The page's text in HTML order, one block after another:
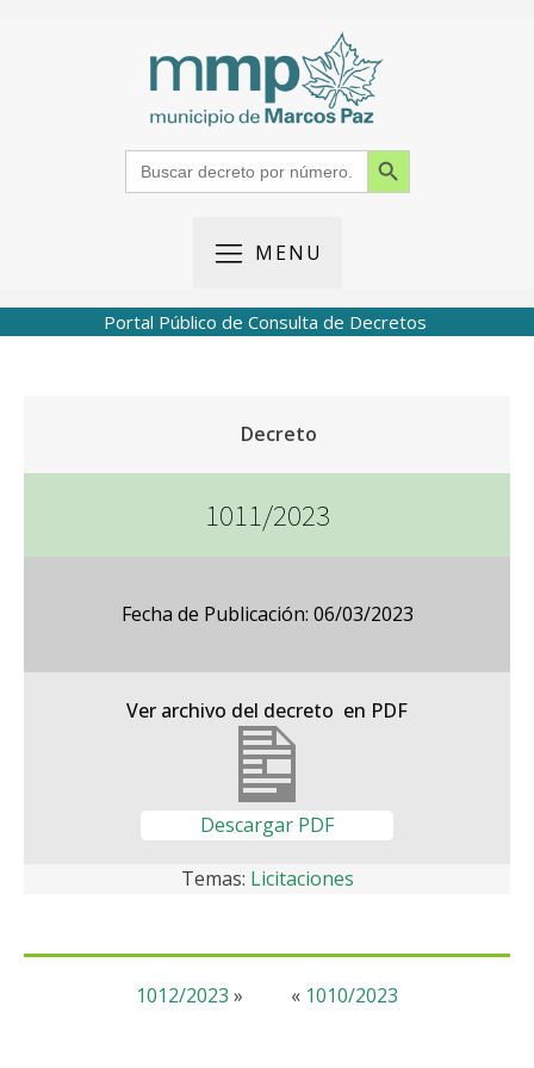
Search
for:
Search Button
MENU
Portal Público de Consulta de Decretos
Decreto
1011/2023
Fecha de Publicación: 06/03/2023
Ver archivo del decreto en PDF
Descargar PDF
Temas: Licitaciones
« 1010/2023
1012/2023 »